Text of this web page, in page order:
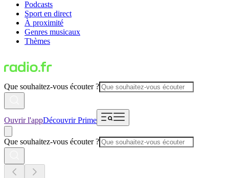
Podcasts
Sport en direct
À proximité
Genres musicaux
Thèmes
Que souhaitez-vous écouter ?
Ouvrir l'appDécouvrir Prime
Que souhaitez-vous écouter ?